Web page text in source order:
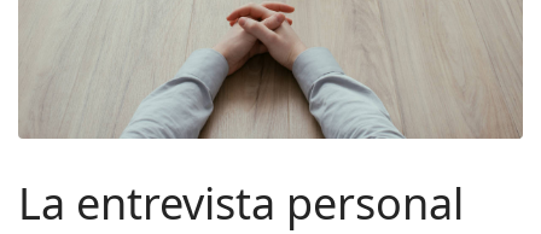
La entrevista personal